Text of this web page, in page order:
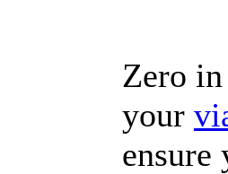
Zero
your
ensure